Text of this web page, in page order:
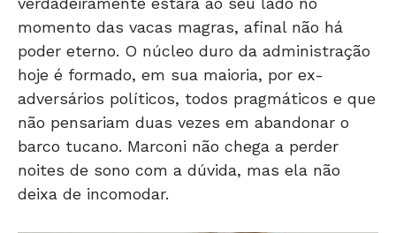
momento das vacas magras, afinal não há
poder eterno. O núcleo duro da administração
hoje é formado, em sua maioria, por ex-
adversários políticos, todos pragmáticos e que
não pensariam duas vezes em abandonar o
barco tucano. Marconi não chega a perder
noites de sono com a dúvida, mas ela não
deixa de incomodar.